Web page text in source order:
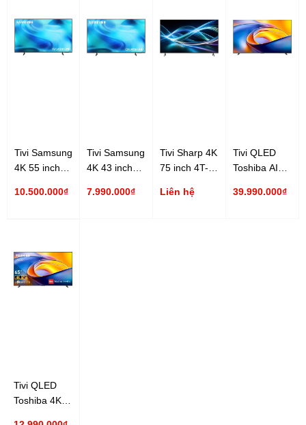
Tivi Samsung
4K 55 inch
10.500.000₫
Tivi Samsung
4K 43 inch
7.990.000₫
Tivi Sharp 4K
75 inch 4T-
Liên hệ
Tivi QLED
Toshiba AI
100Z570RP
39.990.000₫
Tivi QLED
Toshiba 4K